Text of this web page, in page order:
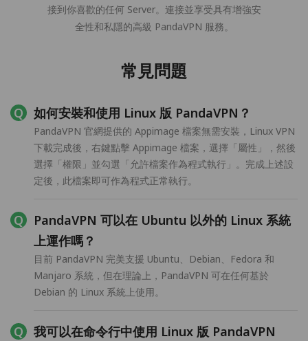
接到你喜歡的任何 Server。連接並享受具有增強安
全性和私隱的高級 PandaVPN 服務。
常見問題
如何安裝和使用 Linux 版 PandaVPN？
PandaVPN 官網提供的 Appimage 檔案無需安裝，Linux VPN
下載完成後，右鍵點擊 Appimage 檔案，選擇「屬性」，然後
選擇「權限」並勾選「允許檔案作為程式執行」。完成上述設
定後，此檔案即可作為程式正常執行。
PandaVPN 可以在 Ubuntu 以外的 Linux 系統
上運作嗎？
目前 PandaVPN 完美支援 Ubuntu、Debian、Fedora 和
Manjaro 系統，但在理論上，PandaVPN 可在任何基於
Debian 的 Linux 系統上使用。
我可以在命令行中使用 Linux 版 PandaVPN